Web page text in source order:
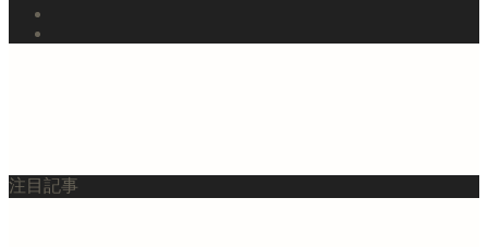
注目記事